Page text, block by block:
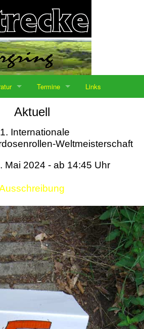
Termine Links
Aktuell
Internationale
Weltmeisterschaft
Mai 2024 - ab 14:45 Uhr